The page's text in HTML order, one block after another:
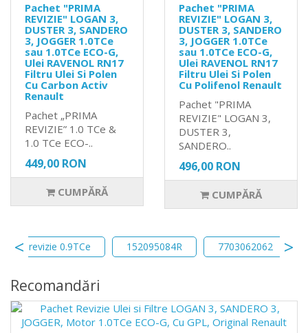
Pachet "PRIMA
REVIZIE" LOGAN 3,
DUSTER 3, SANDERO
3, JOGGER 1.0TCe
sau 1.0TCe ECO-G,
Ulei RAVENOL RN17
Filtru Ulei Si Polen
Cu Carbon Activ
Renault
Pachet „PRIMA
REVIZIE” 1.0 TCe &
1.0 TCe ECO-..
449,00 RON
CUMPĂRĂ
Pachet "PRIMA
REVIZIE" LOGAN 3,
DUSTER 3, SANDERO
3, JOGGER 1.0TCe
sau 1.0TCe ECO-G,
Ulei RAVENOL RN17
Filtru Ulei Si Polen
Cu Polifenol Renault
Pachet "PRIMA
REVIZIE" LOGAN 3,
DUSTER 3,
SANDERO..
496,00 RON
CUMPĂRĂ
revizie 0.9TCe 152095084R 7703062062
Recomandări